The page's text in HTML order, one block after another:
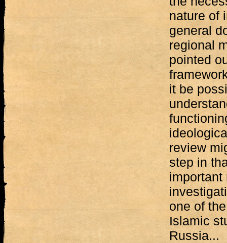
nature of
general
regional
pointed
it be
review
step in
important
one of
Islamic
Russia...